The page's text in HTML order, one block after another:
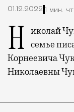
01.12.2022 1 мин.
Николай Чуковский родился в 1933 году в семье
Корнеевича
Николаевны